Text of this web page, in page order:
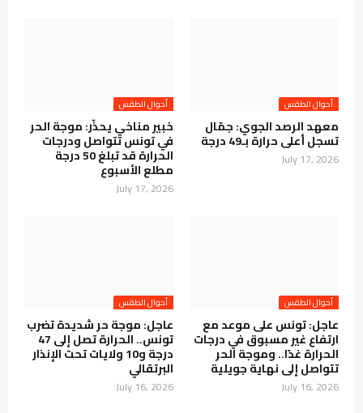
أحوال الطقس
معهد الرصد الجوي: جمّال
تسجل أعلى حرارة بـ49 درجة
July 17, 2026
أحوال الطقس
خبير مناخي يحذّر: موجة الحر
في تونس تتواصل ودرجات
الحرارة قد تبلغ 50 درجة
مطلع الأسبوع
July 17, 2026
أحوال الطقس
عاجل: تونس على موعد مع
ارتفاع غير مسبوق في درجات
الحرارة غدًا.. وموجة الحر
تتواصل إلى نهاية جويلية
July 16, 2026
أحوال الطقس
عاجل: موجة حر شديدة تضرب
تونس.. الحرارة تصل إلى 47
درجة و10 ولايات تحت الإنذار
البرتقالي
July 16, 2026